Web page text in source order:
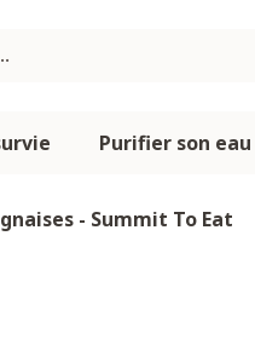
Purifier son eau
- Summit To Eat